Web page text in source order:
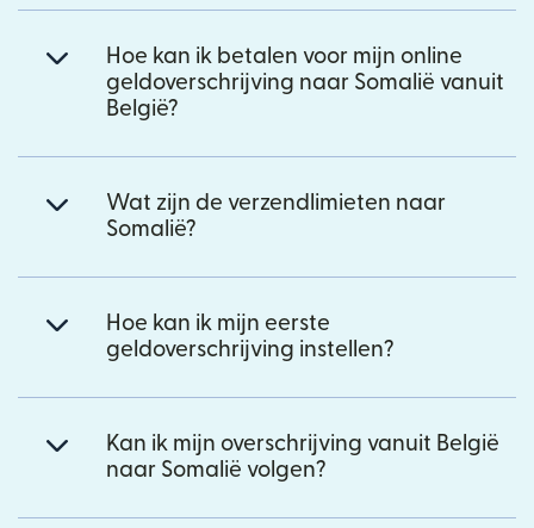
Hoe kan ik betalen voor mijn online
geldoverschrijving naar Somalië vanuit
België?
Wat zijn de verzendlimieten naar
Somalië?
Hoe kan ik mijn eerste
geldoverschrijving instellen?
Kan ik mijn overschrijving vanuit België
naar Somalië volgen?